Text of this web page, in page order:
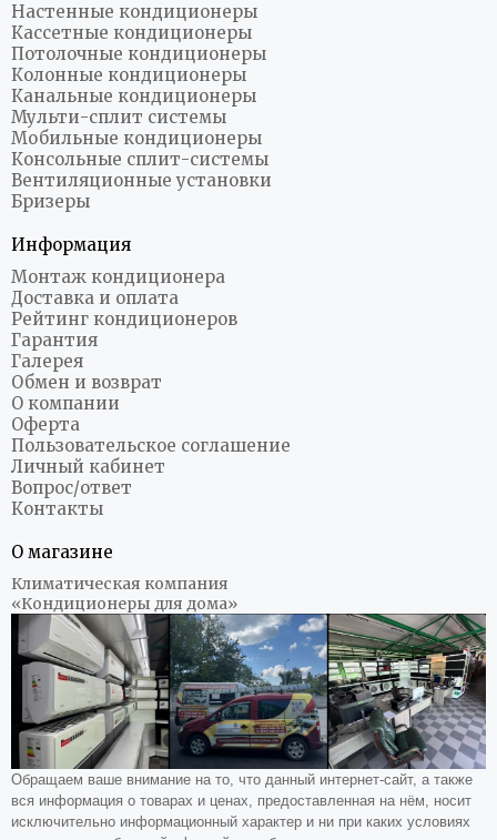
Настенные кондиционеры
Кассетные кондиционеры
Потолочные кондиционеры
Колонные кондиционеры
Канальные кондиционеры
Мульти-сплит системы
Мобильные кондиционеры
Консольные сплит-системы
Вентиляционные установки
Бризеры
Информация
Монтаж кондиционера
Доставка и оплата
Рейтинг кондиционеров
Гарантия
Галерея
Обмен и возврат
О компании
Оферта
Пользовательское соглашение
Личный кабинет
Вопрос/ответ
Контакты
О магазине
Климатическая компания
«Кондиционеры для дома»
Обращаем ваше внимание на то, что данный интернет-сайт, а также
вся информация о товарах и ценах, предоставленная на нём, носит
исключительно информационный характер и ни при каких условиях